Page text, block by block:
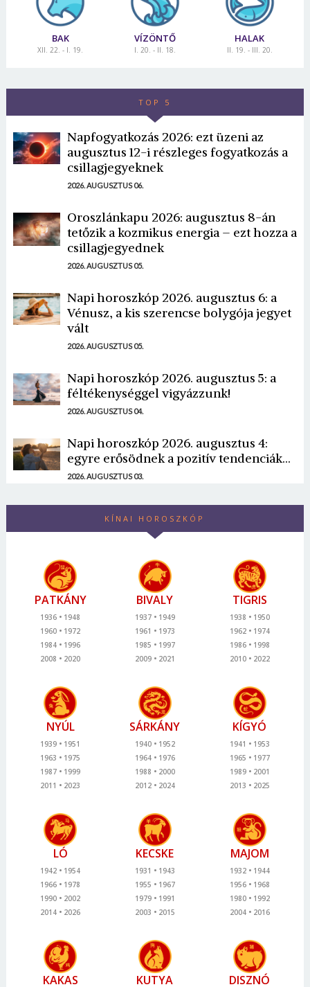
BAK
XII. 22. - I. 19.
VÍZÖNTŐ
I. 20. - II. 18.
HALAK
II. 19. - III. 20.
TOP 5
Napfogyatkozás 2026: ezt üzeni az
augusztus 12-i részleges fogyatkozás a
csillagjegyeknek
2026. AUGUSZTUS 06.
Oroszlánkapu 2026: augusztus 8-án
tetőzik a kozmikus energia – ezt hozza a
csillagjegyednek
2026. AUGUSZTUS 05.
Napi horoszkóp 2026. augusztus 6: a
Vénusz, a kis szerencse bolygója jegyet
vált
2026. AUGUSZTUS 05.
Napi horoszkóp 2026. augusztus 5: a
féltékenységgel vigyázzunk!
2026. AUGUSZTUS 04.
Napi horoszkóp 2026. augusztus 4:
egyre erősödnek a pozitív tendenciák...
2026. AUGUSZTUS 03.
KÍNAI HOROSZKÓP
PATKÁNY
1936
1948
1960
1972
1984
1996
2008
2020
BIVALY
1937
1949
1961
1973
1985
1997
2009
2021
TIGRIS
1938
1950
1962
1974
1986
1998
2010
2022
NYÚL
1939
1951
1963
1975
1987
1999
2011
2023
SÁRKÁNY
1940
1952
1964
1976
1988
2000
2012
2024
KÍGYÓ
1941
1953
1965
1977
1989
2001
2013
2025
LÓ
1942
1954
1966
1978
1990
2002
2014
2026
KECSKE
1931
1943
1955
1967
1979
1991
2003
2015
MAJOM
1932
1944
1956
1968
1980
1992
2004
2016
KAKAS KUTYA DISZNÓ